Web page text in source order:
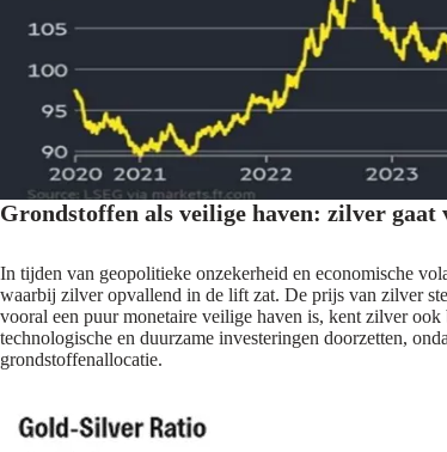
Grondstoffen als veilige haven: zilver gaat
In tijden van geopolitieke onzekerheid en economische
waarbij zilver opvallend in de lift zat. De prijs van zilver
vooral een puur monetaire veilige haven is, kent zilver
technologische en duurzame investeringen doorzetten,
grondstoffenallocatie.